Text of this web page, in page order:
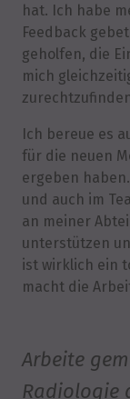
hat. Ich habe
Feedback
geholfen, die
mich
Ich bereue es
für die neuen
ergeben
und auch im
an meiner
unterstützen
ist wirklich ein
macht die
Arbeite
Radiologie